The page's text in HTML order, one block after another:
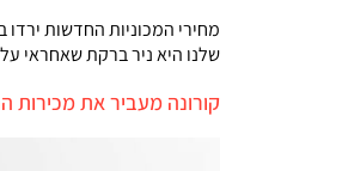
מחירי המכוניות החדשות
שלנו היא ניר ברקת שאחראי
קורונה מעביר את מכירות